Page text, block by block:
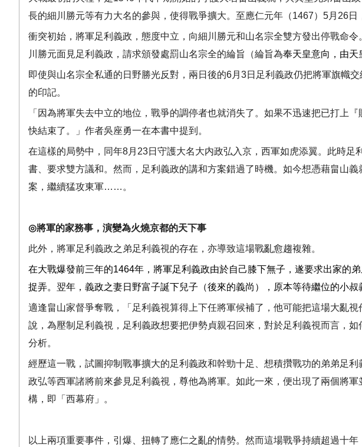
長的細川勝元等有力大名的參與，使得戰爭擴大。至應仁元年（1467） 5月 26日
衝突初始，將軍足利義政，態度中立，向細川勝元和山名宗全雙方發出停戰命令
川勝元面見足利義政，請求頒發處罰山名宗全的綸旨（綸旨為奉天皇意向，由天
即使與山名宗全私通的日野勝光反對，兩日後的6月 3日足利義政仍把將軍旗幟
的印記。
「因為將軍失去中立的地位，戰爭的調停者也就消失了。如果不迅速把已打上
快結束了。」作者吳座勇一在本書中提到。
在這樣的局勢中，同年8月 23日守護大名大内政弘入京，西軍如虎添翼。此時
書、要求雙方議和。然而，足利義政的講和方案錯過了時機。如今想憑藉畠山
案，繼續猛攻東軍…… 。
◎將軍的家務事，演變為火燒京都的天下事
此外，將軍足利義政之弟足利義視的存在，亦導致這場戰亂愈趨複雜。
在大戰爆發前三年的1464年，將軍足利義政由於自己膝下無子，遂要求出家的
捉弄。翌年，義政之妻日野富子誕下兒子（後來的義尚），原本等待繼位的小叔
適逢畠山家督爭奪戰，「足利義視算得上下任將軍候補了，他可能把這場大亂
說，為壓制足利義視，足利義政想要把伊勢貞親召回來，對於足利義視而言，
分析。
經歷這一戰，試圖抑制戰事擴大的足利義政和幹勁十足、想積攢戰功的弟弟足
政弘等西軍諸將前來參見足利義視，尊他為將軍。如此一來，便出現了兩個將
構，即「西幕府」。
以上兩項重要事件，引爆、扭轉了應仁之亂的情勢。然而這場戰爭持續超過十